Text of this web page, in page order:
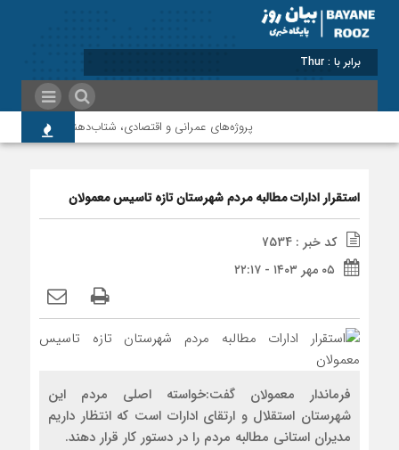
برابر با : Thursday - 6 August - 2026
پروژه‌های عمرانی و اقتصادی، شتاب‌دهنده توسعه
استقرار ادارات مطالبه مردم شهرستان تازه تاسیس معمولان
کد خبر : 7534
۰۵ مهر ۱۴۰۳ - ۲۲:۱۷
فرماندار معمولان گفت:خواسته اصلی مردم این
شهرستان استقلال و ارتقای ادارات است که انتظار داریم
مدیران استانی مطالبه مردم را در دستور کار قرار دهند.